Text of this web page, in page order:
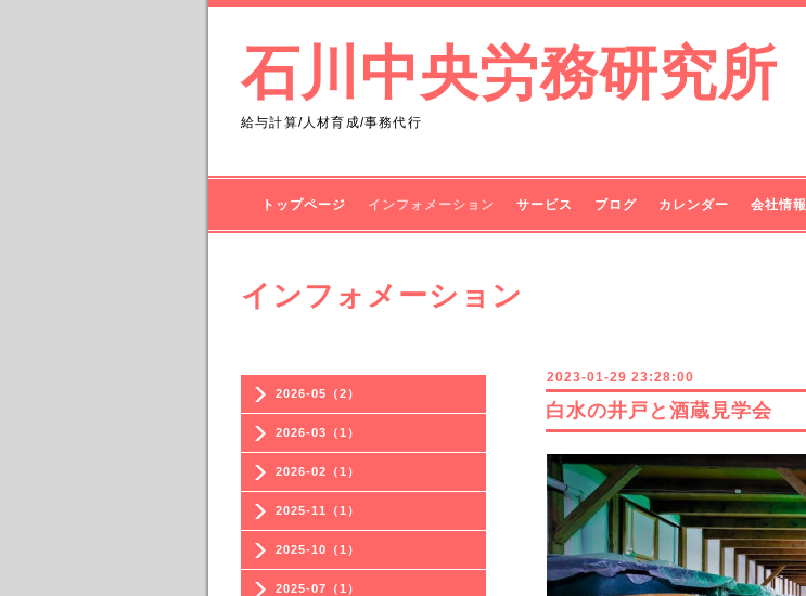
石川中央労務研究所
給与計算/人材育成/事務代行
トップページ インフォメーション サービス ブログ カレンダー 会社情報
2026-05（2）
2026-03（1）
2026-02（1）
2025-11（1）
2025-10（1）
2025-07（1）
インフォメーション
2023-01-29 23:28:00
白水の井戸と酒蔵見学会